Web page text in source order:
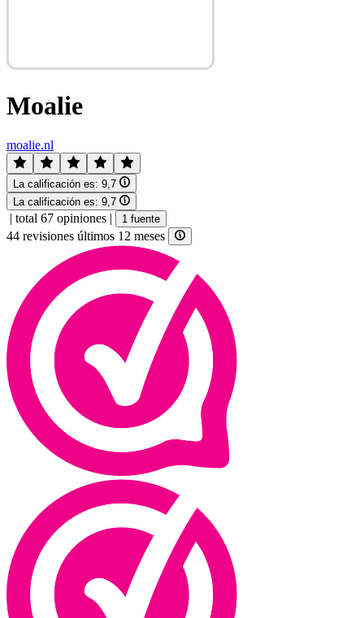
Moalie
moalie.nl
La calificación es: 9,7
La calificación es: 9,7
| total 67 opiniones | 1 fuente
44 revisiones últimos 12 meses